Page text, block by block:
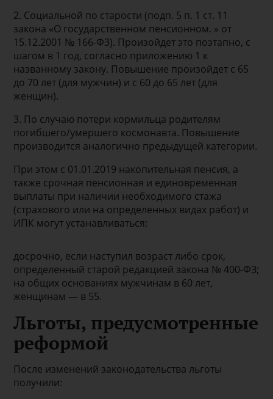
2. Социальной по старости (подп. 5 п. 1 ст. 11
закона «О государственном пенсионном. » от
15.12.2001 № 166-ФЗ). Произойдет это поэтапно, с
шагом в 1 год, согласно приложению 1 к
названному закону. Повышение произойдет с 65
до 70 лет (для мужчин) и с 60 до 65 лет (для
женщин).
3. По случаю потери кормильца родителям
погибшего/умершего космонавта. Повышение
производится аналогично предыдущей категории.
При этом с 01.01.2019 накопительная пенсия, а
также срочная пенсионная и единовременная
выплаты при наличии необходимого стажа
(страхового или на определенных видах работ) и
ИПК могут устанавливаться:
досрочно, если наступил возраст либо срок,
определенный старой редакцией закона № 400-ФЗ;
на общих основаниях мужчинам в 60 лет,
женщинам — в 55.
Льготы, предусмотренные
реформой
После изменений законодательства льготы
получили: